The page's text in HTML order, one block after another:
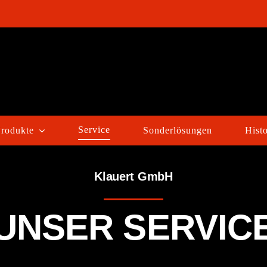
Service Sonderlösungen
Klauert GmbH